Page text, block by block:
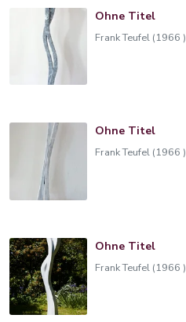
Ohne Titel
Frank Teufel (1966 )
Ohne Titel
Frank Teufel (1966 )
Ohne Titel
Frank Teufel (1966 )